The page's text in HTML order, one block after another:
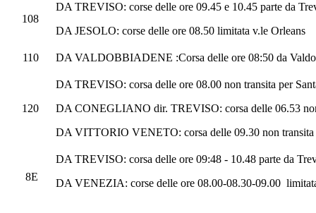
108
DA TREVISO: corse delle ore 09.45 e 10.45 parte da
DA JESOLO: corse delle ore 08.50 limitata v.le Orleans
110 DA VALDOBBIADENE :Corsa delle ore 08:50 da
120
DA TREVISO: corsa delle ore 08.00 non transita per
DA CONEGLIANO dir. TREVISO: corsa delle 06.53
DA VITTORIO VENETO: corsa delle 09.30 non transita
8E
DA TREVISO: corsa delle ore 09:48 - 10.48 parte da
DA VENEZIA: corse delle ore 08.00-08.30-09.00